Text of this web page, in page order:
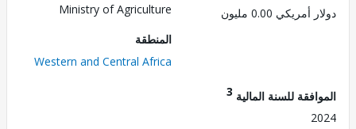
0.00 مليون
Ministry of Agriculture
Western and Central Africa
للسنة المالية3